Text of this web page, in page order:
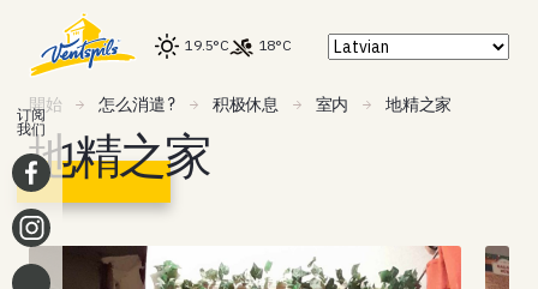
19.5°C 18°C
開始 怎么消遣 ? 积极休息 室内 地精之家
地精之家
订阅
我们